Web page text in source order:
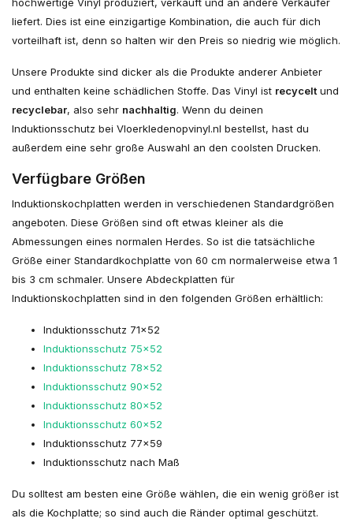
liefert. Dies ist eine einzigartige Kombination, die auch für dich
vorteilhaft ist, denn so halten wir den Preis so niedrig wie möglich.
Unsere Produkte sind dicker als die Produkte anderer Anbieter
und enthalten keine schädlichen Stoffe. Das Vinyl ist recycelt und
recyclebar, also sehr nachhaltig. Wenn du deinen
Induktionsschutz bei Vloerkledenopvinyl.nl bestellst, hast du
außerdem eine sehr große Auswahl an den coolsten Drucken.
Verfügbare Größen
Induktionskochplatten werden in verschiedenen Standardgrößen
angeboten. Diese Größen sind oft etwas kleiner als die
Abmessungen eines normalen Herdes. So ist die tatsächliche
Größe einer Standardkochplatte von 60 cm normalerweise etwa 1
bis 3 cm schmaler. Unsere Abdeckplatten für
Induktionskochplatten sind in den folgenden Größen erhältlich:
Induktionsschutz 71x52
Induktionsschutz 75x52
Induktionsschutz 78x52
Induktionsschutz 90x52
Induktionsschutz 80x52
Induktionsschutz 60x52
Induktionsschutz 77x59
Induktionsschutz nach Maß
Du solltest am besten eine Größe wählen, die ein wenig größer ist
als die Kochplatte; so sind auch die Ränder optimal geschützt.